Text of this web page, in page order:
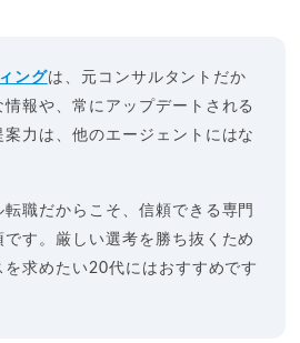
ングは、元コンサルタントだか
報や、常にアップデートされる
力は、他のエージェントにはな
職だからこそ、信頼できる専門
す。厳しい選考を勝ち抜くため
求めたい20代にはおすすめです